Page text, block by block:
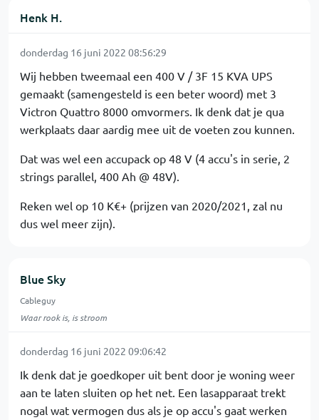
Henk H.
donderdag 16 juni 2022 08:56:29
Wij hebben tweemaal een 400 V / 3F 15 KVA UPS
gemaakt (samengesteld is een beter woord) met 3
Victron Quattro 8000 omvormers. Ik denk dat je qua
werkplaats daar aardig mee uit de voeten zou kunnen.
Dat was wel een accupack op 48 V (4 accu's in serie, 2
strings parallel, 400 Ah @ 48V).
Reken wel op 10 K€+ (prijzen van 2020/2021, zal nu
dus wel meer zijn).
Blue Sky
Cableguy
Waar rook is, is stroom
donderdag 16 juni 2022 09:06:42
Ik denk dat je goedkoper uit bent door je woning weer
aan te laten sluiten op het net. Een lasapparaat trekt
nogal wat vermogen dus als je op accu's gaat werken